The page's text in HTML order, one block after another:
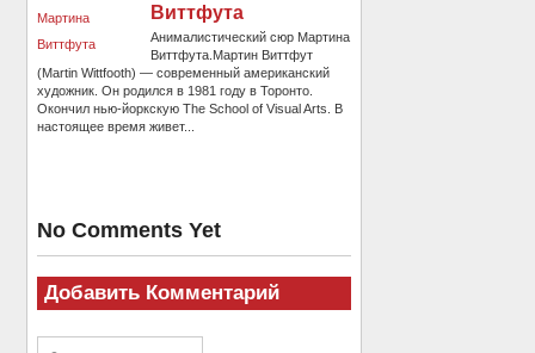
Виттфута
Анималистический сюр Мартина
Виттфута.Мартин Виттфут
(Martin Wittfooth) — современный американский
художник. Он родился в 1981 году в Торонто.
Окончил нью-йоркскую The School of Visual Arts. В
настоящее время живет...
No Comments Yet
Добавить Комментарий